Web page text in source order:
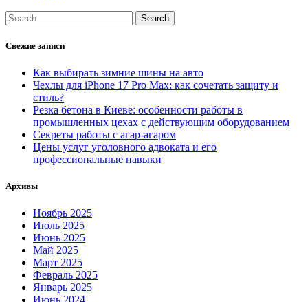
Свежие записи
Как выбирать зимние шины на авто
Чехлы для iPhone 17 Pro Max: как сочетать защиту и
стиль?
Резка бетона в Киеве: особенности работы в
промышленных цехах с действующим оборудованием
Секреты работы с агар-агаром
Цены услуг уголовного адвоката и его
профессиональные навыки
Архивы
Ноябрь 2025
Июль 2025
Июнь 2025
Май 2025
Март 2025
Февраль 2025
Январь 2025